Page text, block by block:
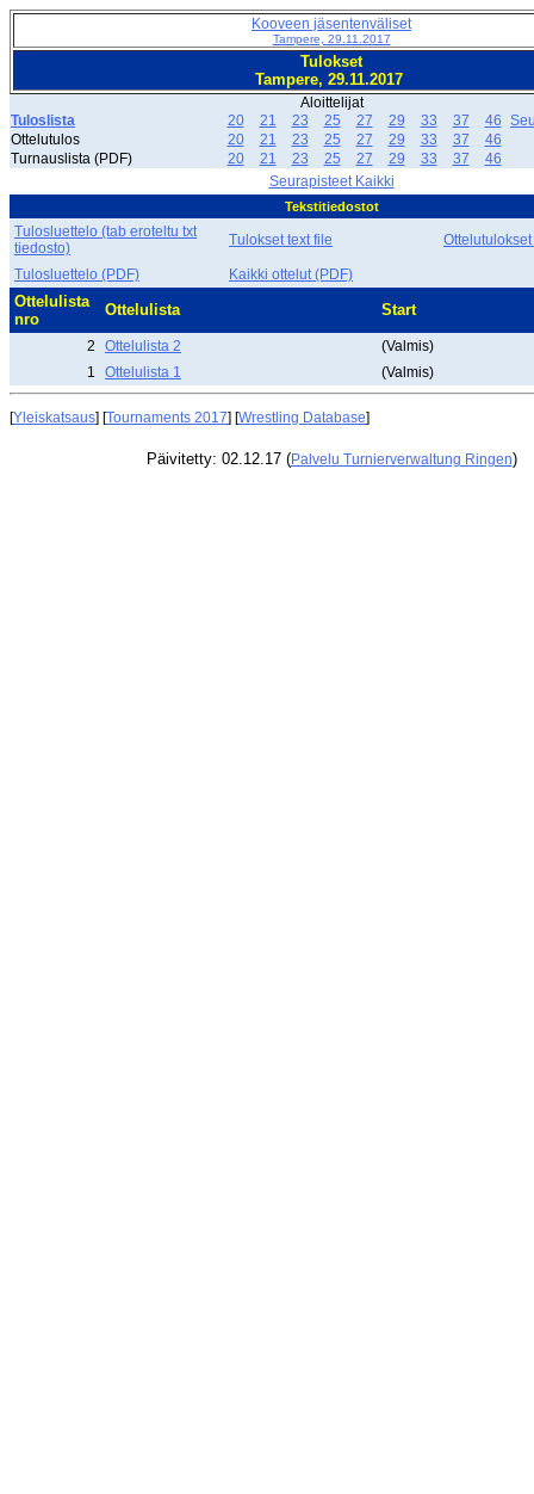
Kooveen jäsentenväliset
Tampere, 29.11.2017
Tulokset
Tampere, 29.11.2017
Aloittelijat
Tuloslista
20 21 23 25 27 29 33 37 46
Ottelutulos
20 21 23 25 27 29 33 37
46
Turnauslista (PDF)
20 21 23 25 27 29 33 37
46
Seurapisteet Kaikki
Tekstitiedostot
Tulosluettelo (tab eroteltu txt
tiedosto)
Tulokset text file
Tulosluettelo (PDF) Kaikki ottelut (PDF)
Ottelulista
nro
Ottelulista Start
2 Ottelulista 2
(Valmis)
1
Ottelulista 1 (Valmis)
[Yleiskatsaus] [Tournaments 2017] [Wrestling Database]
Päivitetty: 02.12.17 (Palvelu Turnierverwaltung Ringen)